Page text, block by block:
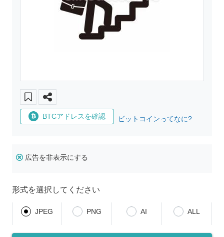
BTCアドレスを確認 ビットコインってなに?
広告を非表示にする
形式を選択してください
JPEG PNG AI ALL